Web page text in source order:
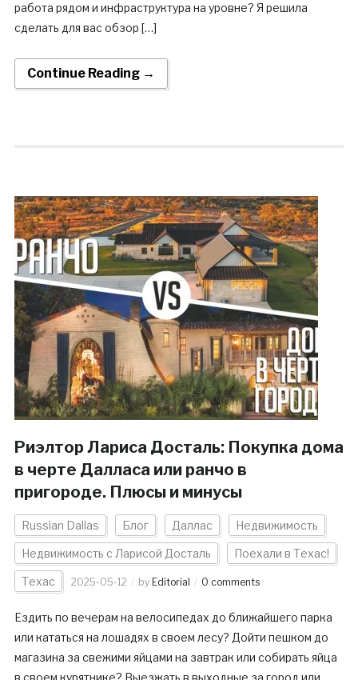
работа рядом и инфраструктура на уровне? Я решила
сделать для вас обзор […]
Continue Reading →
Риэлтор Лариса Досталь: Покупка дома
в черте Далласа или ранчо в
пригороде. Плюсы и минусы
Russian Dallas Блог Даллас Недвижимость
Недвижимость с Ларисой Досталь Поехали в Техас!
Техас 2025-05-12 by Editorial 0 comments
Ездить по вечерам на велосипедах до ближайшего парка
или кататься на лошадях в своем лесу? Дойти пешком до
магазина за свежими яйцами на завтрак или собирать яйца